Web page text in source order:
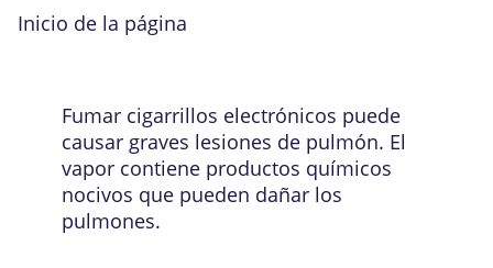
Inicio de la página
Fumar cigarrillos electrónicos puede
causar graves lesiones de pulmón. El
vapor contiene productos químicos
nocivos que pueden dañar los
pulmones.